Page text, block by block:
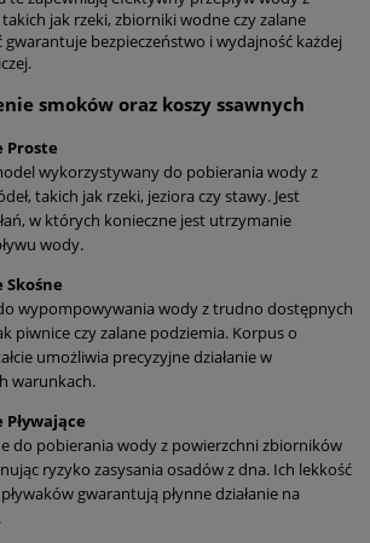
jak rzeki, zbiorniki wodne czy zalane
gwarantuje bezpieczeństwo i wydajność każdej
smoków oraz koszy ssawnych
Proste
wykorzystywany do pobierania wody z
takich jak rzeki, jeziora czy stawy. Jest
w których konieczne jest utrzymanie
wody.
Skośne
wypompowywania wody z trudno dostępnych
piwnice czy zalane podziemia. Korpus o
umożliwia precyzyjne działanie w
warunkach.
Pływające
do pobierania wody z powierzchni zbiorników
ryzyko zasysania osadów z dna. Ich lekkość
gwarantują płynne działanie na